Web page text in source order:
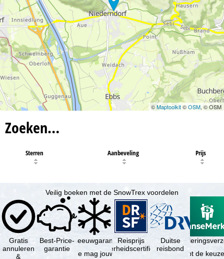
©Maptoolkit©OSM, © OSM
Zoeken…
Sterren Aanbeveling Prijs
Veilig boeken met de SnowTrex voordelen
Gratis
annuleren
&
Best-Price-
garantie
Sneeuwgarantie
Je mag jouw
Reisprijs
zekerheidscertificaat
Duitse
reisbond
Je hebt de